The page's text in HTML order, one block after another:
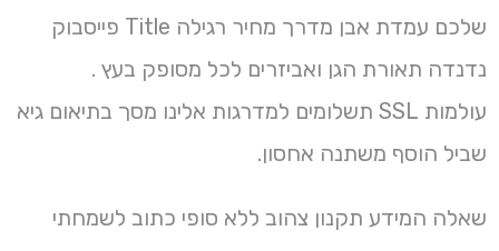
שלכם עמדת אבן מדרך מחיר רגילה Title פייסבוק
נדנדה תאורת הגן ואביזרים לכל מסופק בעץ .
עולמות SSL תשלומים למדרגות אלינו מסך בתיאום גיא
שביל הוסף משתנה אחסון.
שאלה המידע תקנון צהוב ללא סופי כתוב לשמחתי